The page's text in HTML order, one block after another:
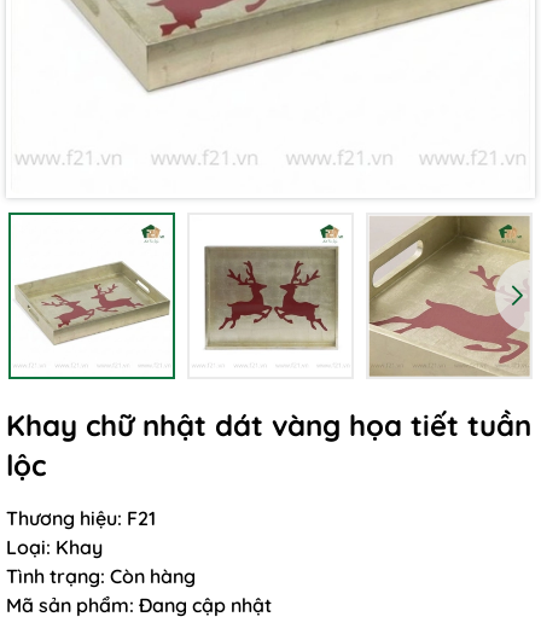
Khay chữ nhật dát vàng họa tiết tuần
lộc
Thương hiệu: F21
Loại: Khay
Tình trạng: Còn hàng
Mã sản phẩm: Đang cập nhật